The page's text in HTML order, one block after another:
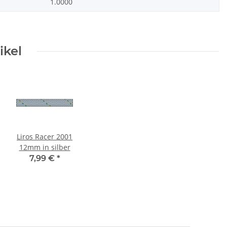
1.0000
Liros Racer 2001
12mm in silber
7,99 € *